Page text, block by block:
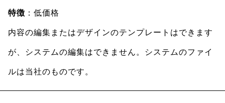
特徴 ：低価格
内容の編集またはデザインのテンプレートはできます
が、システムの編集はできません。システムのファイ
ルは当社のものです。